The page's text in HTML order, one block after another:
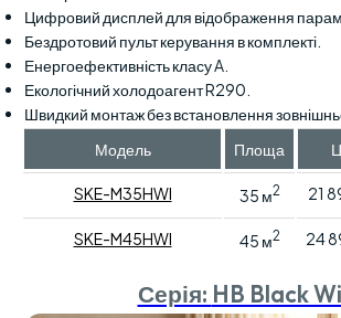
Цифровий дисплей для відображення
Бездротовий пульт керування в комплекті.
Енергоефективність класу A.
Екологічний холодоагент R290.
Швидкий монтаж без встановлення
Модель
Площа
SKE-M35HWI 35 м2 21
SKE-M45HWI 45 м2 24
Серія: HB Black